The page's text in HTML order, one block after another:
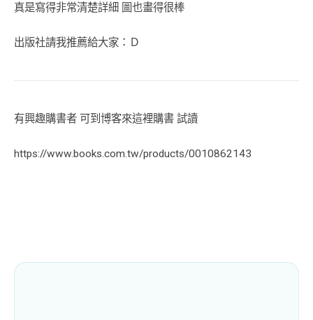
真是寫得非常清楚詳細 圖也畫得很棒
出版社請我推薦給大家：Ｄ
有興趣購書者 可到博客來這裡購書 試讀
https://www.books.com.tw/products/0010862143